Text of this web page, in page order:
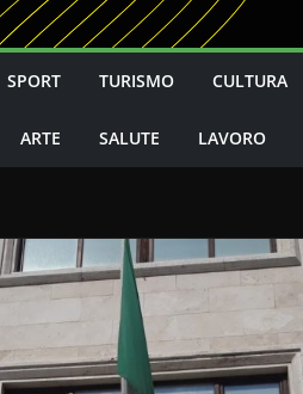
SPORT TURISMO CULTURA
ARTE SALUTE LAVORO